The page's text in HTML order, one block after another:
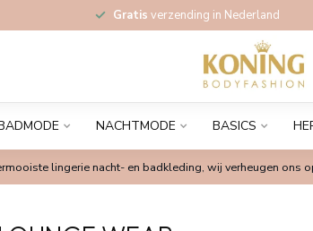
Gratis verzending in Nederland
NACHTMODE BASICS
lingerie nacht- en badkleding, wij verheugen ons